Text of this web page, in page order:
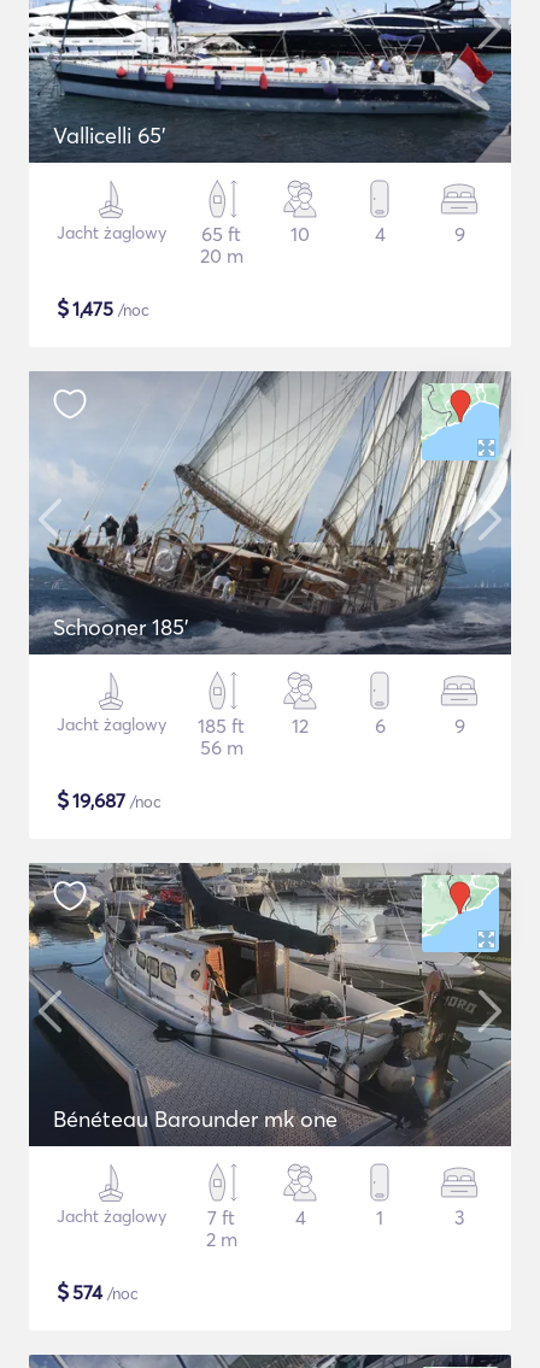
Vallicelli 65'
Jacht żaglowy
65 ft
20 m
10 4 9
$1,475 /noc
Schooner 185'
Jacht żaglowy
185 ft
56 m
12 6 9
$19,687 /noc
Bénéteau Barounder mk one
Jacht żaglowy
7 ft
2 m
4 1 3
$574/noc